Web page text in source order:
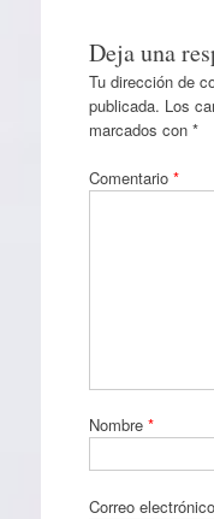
Deja una
Tu dirección de
publicada. Los
marcados con *
Comentario *
Nombre *
Correo electrónico